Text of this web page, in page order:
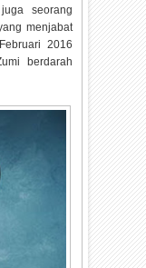
seorang
menjabat
2016
berdarah